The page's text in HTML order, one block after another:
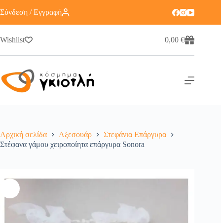
Σύνδεση / Εγγραφή
Wishlist 0,00€
Αρχική σελίδα Αξεσουάρ
Στεφάνια Επάργυρα
Στέφανα γάμου χειροποίητα επάργυρα Sonora